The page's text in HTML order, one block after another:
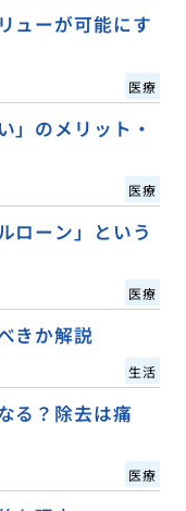
ューが可能にす
医療
」のメリット・
医療
ローン」という
医療
きか解説
生活
る？除去は痛
医療